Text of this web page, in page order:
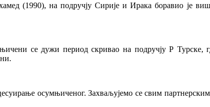
(1990), на подручју Сирије и Ирака боравио је
се дужи период скривао на подручју Р Турске,
осумњиченог. Захваљујемо се свим